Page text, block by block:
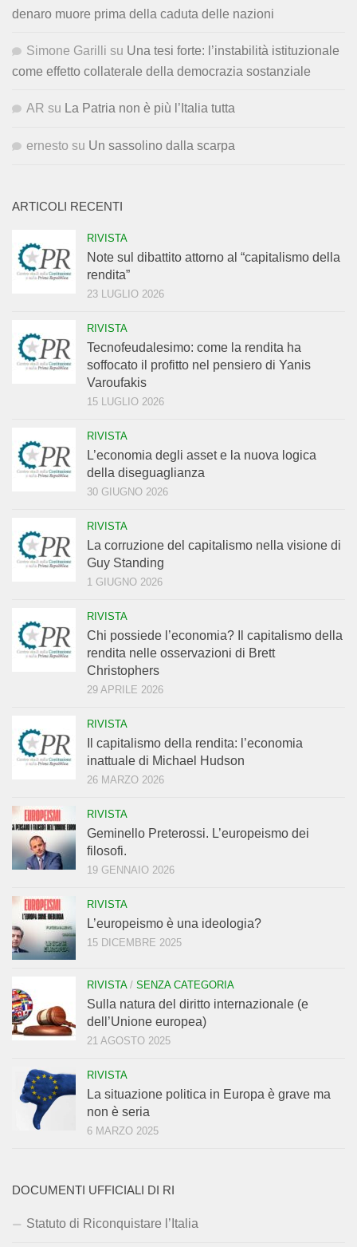
denaro muore prima della caduta delle nazioni
Simone Garilli su Una tesi forte: l’instabilità istituzionale
come effetto collaterale della democrazia sostanziale
AR su La Patria non è più l’Italia tutta
ernesto su Un sassolino dalla scarpa
ARTICOLI RECENTI
RIVISTA
Note sul dibattito attorno al “capitalismo della
rendita”
23 LUGLIO 2026
RIVISTA
Tecnofeudalesimo: come la rendita ha
soffocato il profitto nel pensiero di Yanis
Varoufakis
15 LUGLIO 2026
RIVISTA
L’economia degli asset e la nuova logica
della diseguaglianza
30 GIUGNO 2026
RIVISTA
La corruzione del capitalismo nella visione di
Guy Standing
1 GIUGNO 2026
RIVISTA
Chi possiede l’economia? Il capitalismo della
rendita nelle osservazioni di Brett
Christophers
29 APRILE 2026
RIVISTA
Il capitalismo della rendita: l’economia
inattuale di Michael Hudson
26 MARZO 2026
RIVISTA
Geminello Preterossi. L’europeismo dei
filosofi.
19 GENNAIO 2026
RIVISTA
L’europeismo è una ideologia?
15 DICEMBRE 2025
RIVISTA/ SENZA CATEGORIA
Sulla natura del diritto internazionale (e
dell’Unione europea)
21 AGOSTO 2025
RIVISTA
La situazione politica in Europa è grave ma
non è seria
6 MARZO 2025
DOCUMENTI UFFICIALI DI RI
Statuto di Riconquistare l’Italia